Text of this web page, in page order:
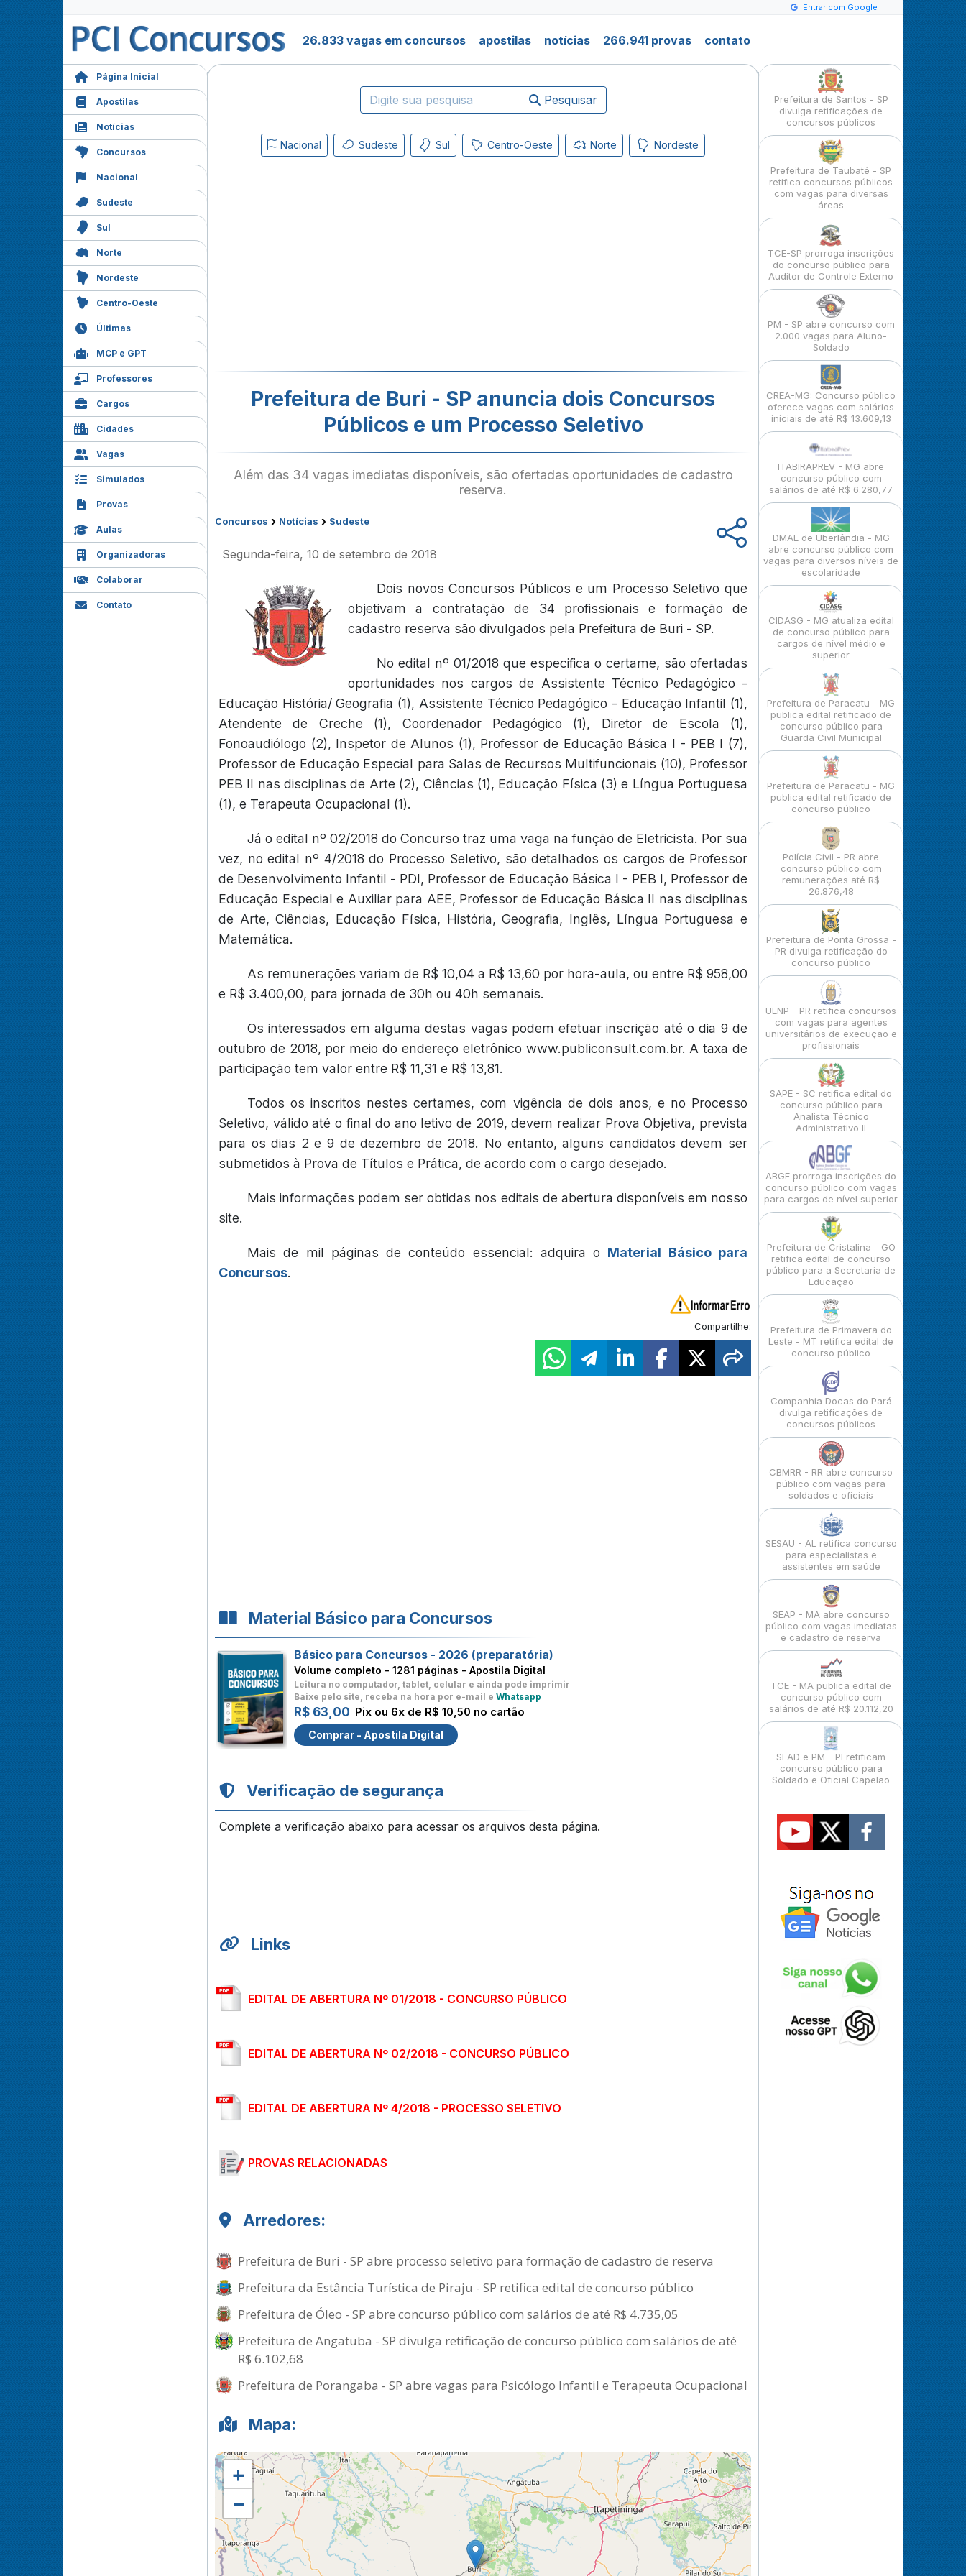
Entrar com Google
26.833 vagas em concursos apostilas notícias 266.941 provas contato
Página Inicial
Apostilas
Notícias
Concursos
Nacional
Sudeste
Sul
Norte
Nordeste
Centro-Oeste
Últimas
MCP e GPT
Professores
Cargos
Cidades
Vagas
Simulados
Provas
Aulas
Organizadoras
Colaborar
Contato
Pesquisar
Nacional Sudeste Sul Centro-Oeste Norte Nordeste
Prefeitura de Buri - SP anuncia dois Concursos
Públicos e um Processo Seletivo
Além das 34 vagas imediatas disponíveis, são ofertadas oportunidades de cadastro
reserva.
Concursos › Notícias › Sudeste
Segunda-feira, 10 de setembro de 2018
Dois novos Concursos Públicos e um Processo Seletivo que
objetivam a contratação de 34 profissionais e formação de
cadastro reserva são divulgados pela Prefeitura de Buri - SP.
No edital nº 01/2018 que especifica o certame, são ofertadas
oportunidades nos cargos de Assistente Técnico Pedagógico -
Educação História/ Geografia (1), Assistente Técnico Pedagógico - Educação Infantil (1),
Atendente de Creche (1), Coordenador Pedagógico (1), Diretor de Escola (1),
Fonoaudiólogo (2), Inspetor de Alunos (1), Professor de Educação Básica I - PEB I (7),
Professor de Educação Especial para Salas de Recursos Multifuncionais (10), Professor
PEB II nas disciplinas de Arte (2), Ciências (1), Educação Física (3) e Língua Portuguesa
(1), e Terapeuta Ocupacional (1).
Já o edital nº 02/2018 do Concurso traz uma vaga na função de Eletricista. Por sua
vez, no edital nº 4/2018 do Processo Seletivo, são detalhados os cargos de Professor
de Desenvolvimento Infantil - PDI, Professor de Educação Básica I - PEB I, Professor de
Educação Especial e Auxiliar para AEE, Professor de Educação Básica II nas disciplinas
de Arte, Ciências, Educação Física, História, Geografia, Inglês, Língua Portuguesa e
Matemática.
As remunerações variam de R$ 10,04 a R$ 13,60 por hora-aula, ou entre R$ 958,00
e R$ 3.400,00, para jornada de 30h ou 40h semanais.
Os interessados em alguma destas vagas podem efetuar inscrição até o dia 9 de
outubro de 2018, por meio do endereço eletrônico www.publiconsult.com.br. A taxa de
participação tem valor entre R$ 11,31 e R$ 13,81.
Todos os inscritos nestes certames, com vigência de dois anos, e no Processo
Seletivo, válido até o final do ano letivo de 2019, devem realizar Prova Objetiva, prevista
para os dias 2 e 9 de dezembro de 2018. No entanto, alguns candidatos devem ser
submetidos à Prova de Títulos e Prática, de acordo com o cargo desejado.
Mais informações podem ser obtidas nos editais de abertura disponíveis em nosso
site.
Mais de mil páginas de conteúdo essencial: adquira o Material Básico para
Concursos.
Compartilhe:
Material Básico para Concursos
Básico para Concursos - 2026 (preparatória)
Volume completo - 1281 páginas - Apostila Digital
Leitura no computador, tablet, celular e ainda pode imprimir
Baixe pelo site, receba na hora por e-mail e Whatsapp
R$ 63,00 Pix ou 6x de R$ 10,50 no cartão
Comprar - Apostila Digital
Verificação de segurança
Complete a verificação abaixo para acessar os arquivos desta página.
Links
EDITAL DE ABERTURA Nº 01/2018 - CONCURSO PÚBLICO
EDITAL DE ABERTURA Nº 02/2018 - CONCURSO PÚBLICO
EDITAL DE ABERTURA Nº 4/2018 - PROCESSO SELETIVO
PROVAS RELACIONADAS
Arredores:
Prefeitura de Buri - SP abre processo seletivo para formação de cadastro de reserva
Prefeitura da Estância Turística de Piraju - SP retifica edital de concurso público
Prefeitura de Óleo - SP abre concurso público com salários de até R$ 4.735,05
Prefeitura de Angatuba - SP divulga retificação de concurso público com salários de até
R$ 6.102,68
Prefeitura de Porangaba - SP abre vagas para Psicólogo Infantil e Terapeuta Ocupacional
Mapa:
+
−
Prefeitura de Santos - SP
divulga retificações de
concursos públicos
Prefeitura de Taubaté - SP
retifica concursos públicos
com vagas para diversas
áreas
TCE-SP prorroga inscrições
do concurso público para
Auditor de Controle Externo
PM - SP abre concurso com
2.000 vagas para Aluno-
Soldado
CREA-MG: Concurso público
oferece vagas com salários
iniciais de até R$ 13.609,13
ITABIRAPREV - MG abre
concurso público com
salários de até R$ 6.280,77
DMAE de Uberlândia - MG
abre concurso público com
vagas para diversos níveis de
escolaridade
CIDASG - MG atualiza edital
de concurso público para
cargos de nível médio e
superior
Prefeitura de Paracatu - MG
publica edital retificado de
concurso público para
Guarda Civil Municipal
Prefeitura de Paracatu - MG
publica edital retificado de
concurso público
Polícia Civil - PR abre
concurso público com
remunerações até R$
26.876,48
Prefeitura de Ponta Grossa -
PR divulga retificação do
concurso público
UENP - PR retifica concursos
com vagas para agentes
universitários de execução e
profissionais
SAPE - SC retifica edital do
concurso público para
Analista Técnico
Administrativo II
ABGF prorroga inscrições do
concurso público com vagas
para cargos de nível superior
Prefeitura de Cristalina - GO
retifica edital de concurso
público para a Secretaria de
Educação
Prefeitura de Primavera do
Leste - MT retifica edital de
concurso público
Companhia Docas do Pará
divulga retificações de
concursos públicos
CBMRR - RR abre concurso
público com vagas para
soldados e oficiais
SESAU - AL retifica concurso
para especialistas e
assistentes em saúde
SEAP - MA abre concurso
público com vagas imediatas
e cadastro de reserva
TCE - MA publica edital de
concurso público com
salários de até R$ 20.112,20
SEAD e PM - PI retificam
concurso público para
Soldado e Oficial Capelão